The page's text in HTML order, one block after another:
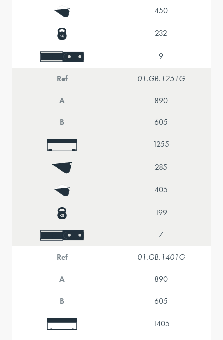
450
232
9
Ref 01.GB.1251G
A 890
B 605
1255
285
405
199
7
Ref 01.GB.1401G
A 890
B 605
1405